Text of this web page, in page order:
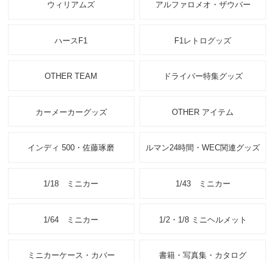
ウィリアムズ アルファロメオ・ザウバー
ハースF1 F1レトログッズ
OTHER TEAM ドライバー特集グッズ
カーメーカーグッズ OTHER アイテム
インディ 500・佐藤琢磨 ルマン24時間・WEC関連グッズ
1/18 ミニカー 1/43 ミニカー
1/64 ミニカー 1/2・1/8 ミニヘルメット
ミニカーケース・カバー 書籍・写真集・カタログ